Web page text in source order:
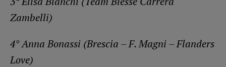
Zambelli)
4° Anna Bonassi (Brescia – F. Magni – Flanders
Love)